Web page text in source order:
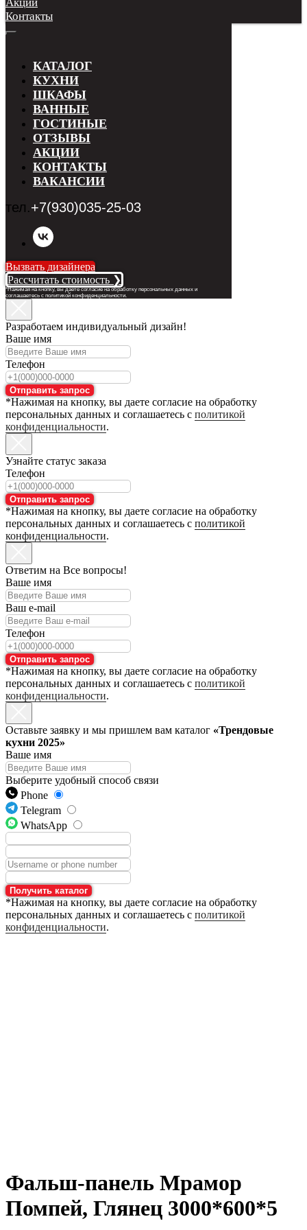
Контакты
КАТАЛОГ
КУХНИ
ШКАФЫ
ВАННЫЕ
ГОСТИНЫЕ
ОТЗЫВЫ
АКЦИИ
КОНТАКТЫ
ВАКАНСИИ
тел.+7(930)035-25-03
Вызвать дизайнера
Рассчитать стоимость ❯
*Нажимая на кнопку, вы даете согласие на обработку персональных данных и
соглашаетесь с политикой конфиденциальности.
Разработаем индивидуальный дизайн!
Ваше имя
Телефон
Отправить запрос
*Нажимая на кнопку, вы даете согласие на обработку
персональных данных и соглашаетесь с политикой
конфиденциальности.
Узнайте статус заказа
Телефон
Отправить запрос
*Нажимая на кнопку, вы даете согласие на обработку
персональных данных и соглашаетесь с политикой
конфиденциальности.
Ответим на Все вопросы!
Ваше имя
Ваш e-mail
Телефон
Отправить запрос
*Нажимая на кнопку, вы даете согласие на обработку
персональных данных и соглашаетесь с политикой
конфиденциальности.
Оставьте заявку и мы пришлем вам каталог «Трендовые
кухни 2025»
Ваше имя
Выберите удобный способ связи
Phone
Telegram
WhatsApp
Получить каталог
*Нажимая на кнопку, вы даете согласие на обработку
персональных данных и соглашаетесь с политикой
конфиденциальности.
Фальш-панель Мрамор
Помпей, Глянец 3000*600*5